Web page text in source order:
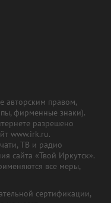
авторским правом,
фирменные знаки).
разрешено
www.irk.ru.
ТВ и радио
сайта «Твой Иркутск».
все меры,
сертификации,